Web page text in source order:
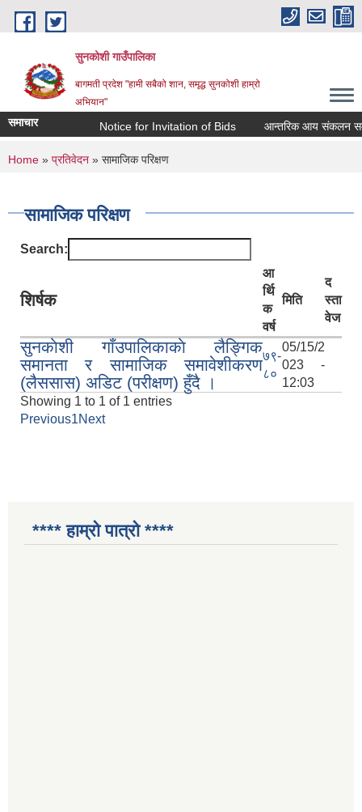
Skip to main content
सुनकोशी गाउँपालिका
बागमती प्रदेश "हामी सबैको शान, समृद्ध सुनकोशी हाम्रो
अभियान"
समाचार Notice for Invitation of Bids आन्तरिक आय संकलन सम्बन्धी
You are here
Home » प्रतिवेदन » सामाजिक परिक्षण
सामाजिक परिक्षण
Search:
शिर्षक
आ
र्थि
क
वर्ष
मिति
द
स्ता
वेज
सुनकाेशी गाँउपालिकाकाे लैङ्गिक
समानता र सामाजिक समावेशीकरण
(लैससास) अडिट (परीक्षण) हुँदै ।
७९-
८०
05/15/2
023 -
12:03
Showing 1 to 1 of 1 entries
Previous1Next
**** हाम्रो पात्रो ****